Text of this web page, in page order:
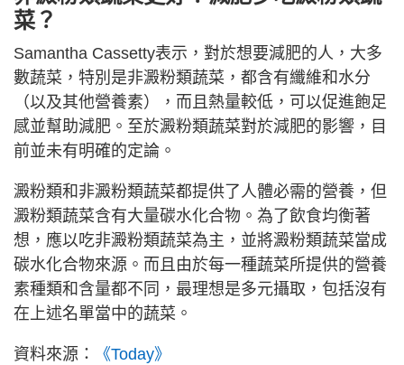
菜？
Samantha Cassetty表示，對於想要減肥的人，大多
數蔬菜，特別是非澱粉類蔬菜，都含有纖維和水分
（以及其他營養素），而且熱量較低，可以促進飽足
感並幫助減肥。至於澱粉類蔬菜對於減肥的影響，目
前並未有明確的定論。
澱粉類和非澱粉類蔬菜都提供了人體必需的營養，但
澱粉類蔬菜含有大量碳水化合物。為了飲食均衡著
想，應以吃非澱粉類蔬菜為主，並將澱粉類蔬菜當成
碳水化合物來源。而且由於每一種蔬菜所提供的營養
素種類和含量都不同，最理想是多元攝取，包括沒有
在上述名單當中的蔬菜。
資料來源： 《Today》